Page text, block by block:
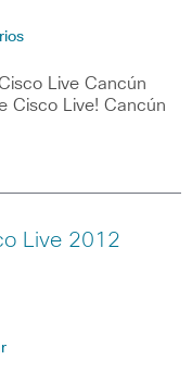
Live Cancún
Cisco Live! Cancún
Live 2012